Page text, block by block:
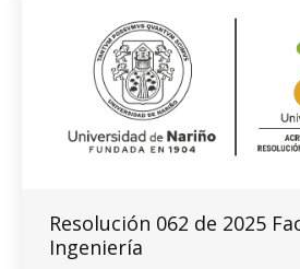
Resolución 062 de 2025
Ingeniería